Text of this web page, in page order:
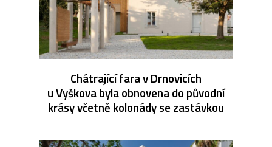
Chátrající fara v Drnovicích
u Vyškova byla obnovena do původní
krásy včetně kolonády se zastávkou